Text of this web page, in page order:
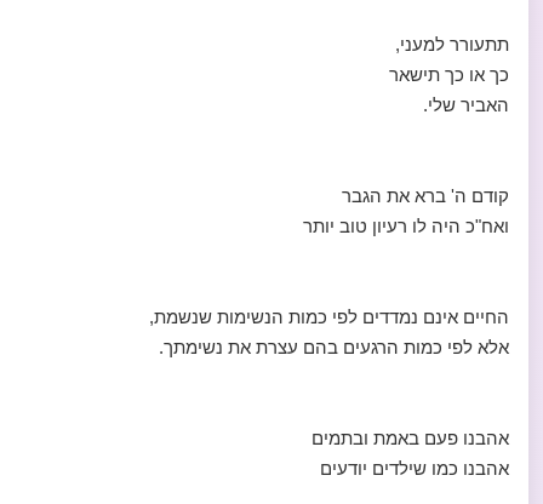
תתעורר למעני,
כך או כך תישאר
האביר שלי.
קודם ה' ברא את הגבר
ואח"כ היה לו רעיון טוב יותר
החיים אינם נמדדים לפי כמות הנשימות שנשמת,
אלא לפי כמות הרגעים בהם עצרת את נשימתך.
אהבנו פעם באמת ובתמים
אהבנו כמו שילדים יודעים